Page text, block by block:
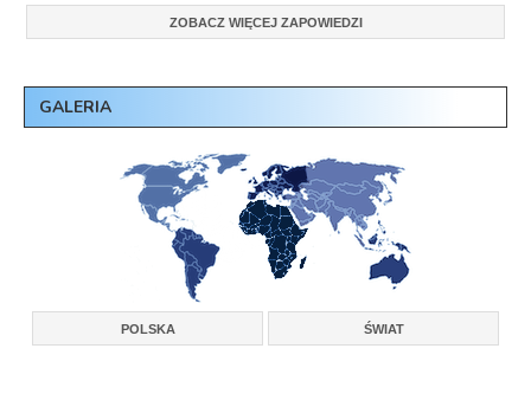
ZOBACZ WIĘCEJ ZAPOWIEDZI
GALERIA
POLSKA ŚWIAT